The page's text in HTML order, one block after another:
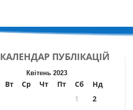
КАЛЕНДАР ПУБЛІКАЦІЙ
Квітень 2023
Вт Ср Чт Пт Сб
Нд
1
2